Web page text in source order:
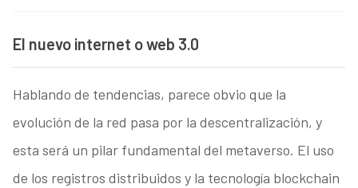
El nuevo internet o web 3.0
Hablando de tendencias, parece obvio que la
evolución de la red pasa por la descentralización, y
esta será un pilar fundamental del metaverso. El uso
de los registros distribuidos y la tecnología blockchain